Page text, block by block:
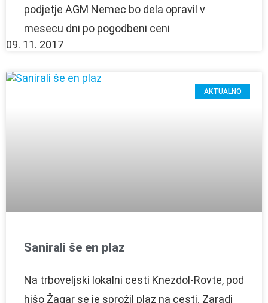
podjetje AGM Nemec bo dela opravil v
mesecu dni po pogodbeni ceni
09. 11. 2017
AKTUALNO
Sanirali še en plaz
Na trboveljski lokalni cesti Knezdol-Rovte, pod
hišo Žagar se je sprožil plaz na cesti. Zaradi